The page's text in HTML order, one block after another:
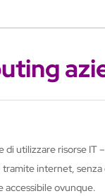
utilizzare risorse IT
internet,
accessibile ovunque.